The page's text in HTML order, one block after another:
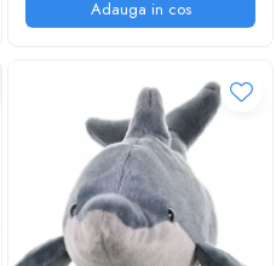
Adauga in cos